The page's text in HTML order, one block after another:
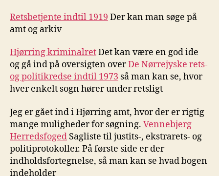
Retsbetjente indtil 1919 Der kan man søge på
amt og arkiv
Hjørring kriminalretDet kan være en god ide
og gå ind på oversigten overDe Nørrejyske rets-
og politikredse indtil 1973 så man kan se, hvor
hver enkelt sogn hører under retsligt
Jeg er gået ind i Hjørring amt, hvor der er rigtig
mange muligheder for søgning. Vennebjerg
Herredsfoged Sagliste til justits-, ekstrarets- og
politiprotokoller. På første side er der
indholdsfortegnelse, så man kan se hvad bogen
indeholder